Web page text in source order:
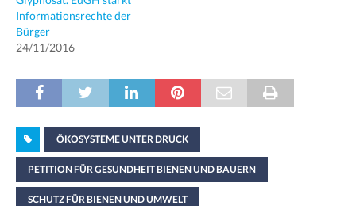
Informationsrechte der
Bürger
24/11/2016
ÖKOSYSTEME UNTER DRUCK
PETITION FÜR GESUNDHEIT BIENEN UND BAUERN
SCHUTZ FÜR BIENEN UND UMWELT